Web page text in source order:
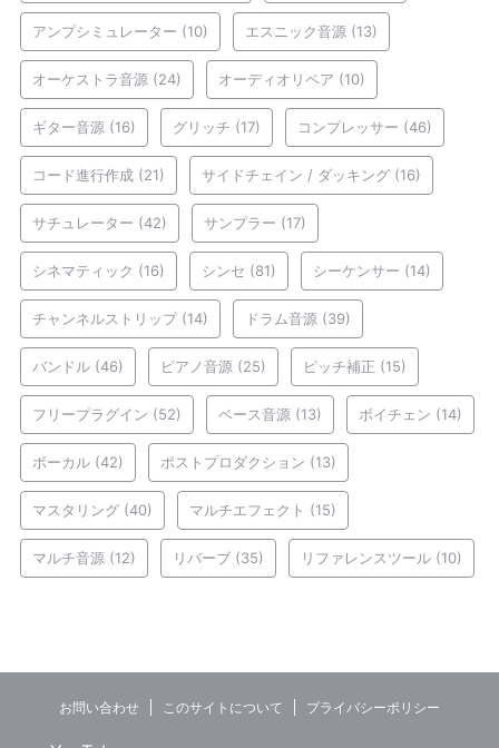
アンプシミュレーター (10) エスニック音源 (13)
オーケストラ音源 (24) オーディオリペア (10)
ギター音源 (16) グリッチ (17) コンプレッサー (46)
コード進行作成 (21) サイドチェイン / ダッキング (16)
サチュレーター (42) サンプラー (17)
シネマティック (16) シンセ (81) シーケンサー (14)
チャンネルストリップ(14) ドラム音源 (39)
バンドル (46) ピアノ音源 (25) ピッチ補正 (15)
フリープラグイン (52) ベース音源 (13) ボイチェン (14)
ボーカル (42) ポストプロダクション (13)
マスタリング (40) マルチエフェクト (15)
マルチ音源 (12) リバーブ (35) リファレンスツール (10)
お問い合わせ このサイトについて プライバシーポリシー